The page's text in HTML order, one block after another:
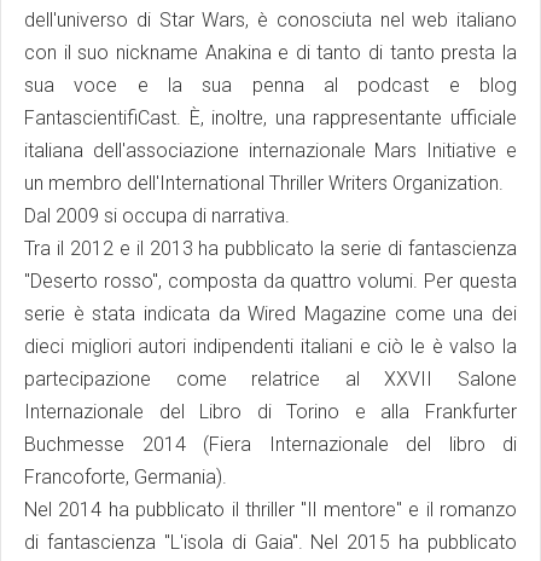
dell'universo di Star Wars, è conosciuta nel web italiano
con il suo nickname Anakina e di tanto di tanto presta la
sua voce e la sua penna al podcast e blog
FantascientifiCast. È, inoltre, una rappresentante ufficiale
italiana dell'associazione internazionale Mars Initiative e
un membro dell'International Thriller Writers Organization.
Dal 2009 si occupa di narrativa.
Tra il 2012 e il 2013 ha pubblicato la serie di fantascienza
"Deserto rosso", composta da quattro volumi. Per questa
serie è stata indicata da Wired Magazine come una dei
dieci migliori autori indipendenti italiani e ciò le è valso la
partecipazione come relatrice al XXVII Salone
Internazionale del Libro di Torino e alla Frankfurter
Buchmesse 2014 (Fiera Internazionale del libro di
Francoforte, Germania).
Nel 2014 ha pubblicato il thriller "Il mentore" e il romanzo
di fantascienza "L'isola di Gaia". Nel 2015 ha pubblicato